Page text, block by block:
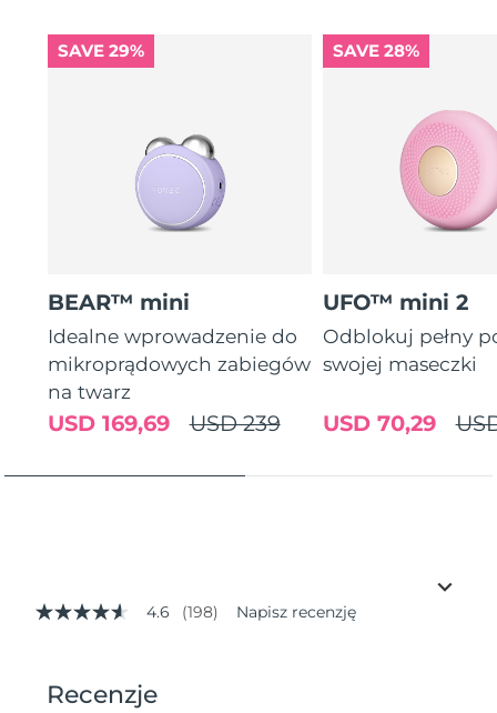
SAVE 29%
BEAR™ mini
Idealne wprowadzenie do
mikroprądowych zabiegów
na twarz
USD 239
USD 169,69
SAVE 28%
UFO™ mini 2
Odblokuj pełny
swojej maseczki
USD 70,29
4.6
średnia
wartość
4.6 (198) Napisz recenzję